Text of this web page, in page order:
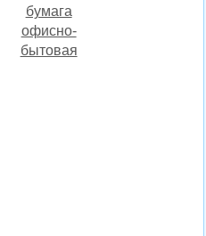
бумага
офисно-
бытовая